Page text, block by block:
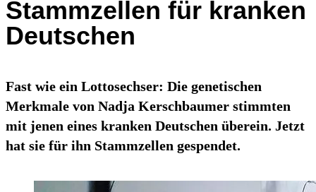
Stammzellen für kranken
Deutschen
Fast wie ein Lottosechser: Die genetischen
Merkmale von Nadja Kerschbaumer stimmten
mit jenen eines kranken Deutschen überein. Jetzt
hat sie für ihn Stammzellen gespendet.